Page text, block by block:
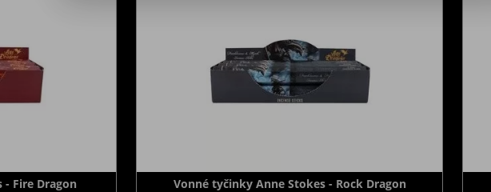
Fire Dragon Vonné tyčinky Anne Stokes - Rock Dragon